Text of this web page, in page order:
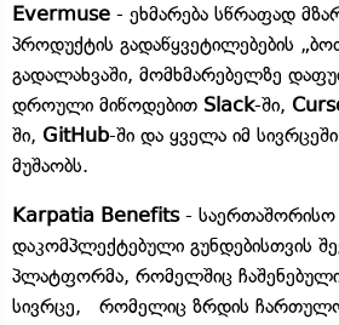
Evermuse - ეხმარება სწრაფად
პროდუქტის გადაწყვეტილებების
გადალახვაში, მომხმარებელზე
დროული მიწოდებით Slack-ში,
ში, GitHub-ში და ყველა იმ
მუშაობს.
Karpatia Benefits - საერთაშორისო
დაკომპლექტებული გუნდებისთვის
პლატფორმა, რომელშიც
სივრცე, რომელიც ზრდის